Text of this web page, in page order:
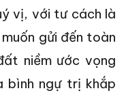
vị, với tư cách là
gửi đến toàn
niềm ước vọng
bình ngự trị khắp